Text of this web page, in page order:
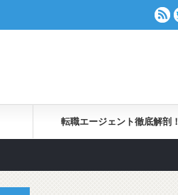
転職エージェント徹底解剖！